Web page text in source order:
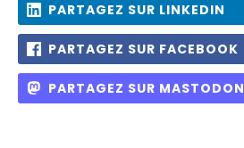
PARTAGEZ SUR LINKEDIN
PARTAGEZ SUR FACEBOOK
PARTAGEZ SUR MASTODON